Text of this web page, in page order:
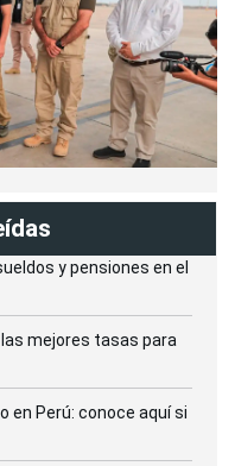
y pensiones en el
mejores tasas para
en Perú: conoce aquí si